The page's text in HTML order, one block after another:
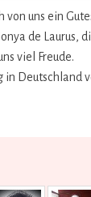
von uns ein
de Laurus,
viel Freude.
in Deutschland